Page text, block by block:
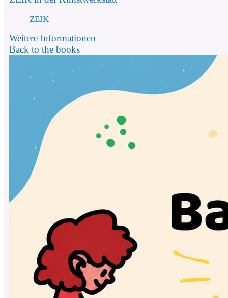
ZEIK
Weitere Informationen
Back to the books